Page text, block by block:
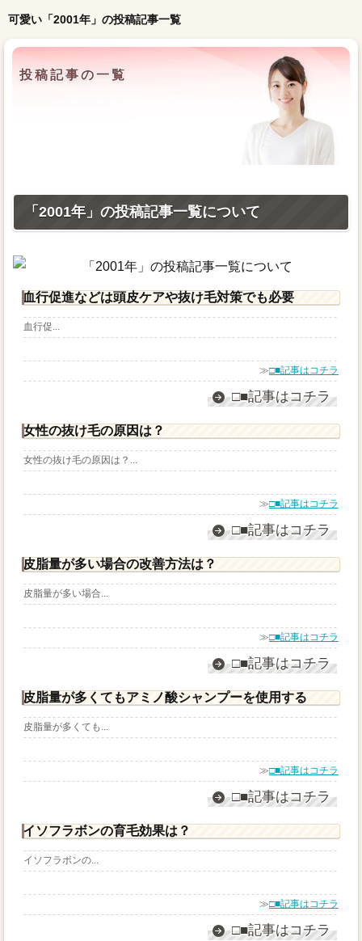
可愛い「2001年」の投稿記事一覧
投稿記事の一覧
「2001年」の投稿記事一覧について
血行促進などは頭皮ケアや抜け毛対策でも必要
血行促...
≫□■記事はコチラ
□■記事はコチラ
女性の抜け毛の原因は？
女性の抜け毛の原因は？...
≫□■記事はコチラ
□■記事はコチラ
皮脂量が多い場合の改善方法は？
皮脂量が多い場合...
≫□■記事はコチラ
□■記事はコチラ
皮脂量が多くてもアミノ酸シャンプーを使用する
皮脂量が多くても...
≫□■記事はコチラ
□■記事はコチラ
イソフラボンの育毛効果は？
イソフラボンの...
≫□■記事はコチラ
□■記事はコチラ